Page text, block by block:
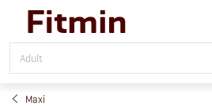
treści
Maxi